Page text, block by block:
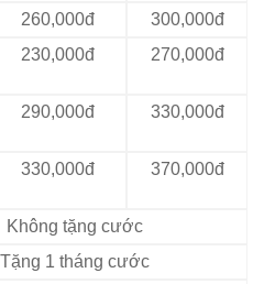
260,000đ
300,000đ
230,000đ 270,000đ
290,000đ 330,000đ
330,000đ 370,000đ
Không tặng cước
Tặng 1 tháng cước